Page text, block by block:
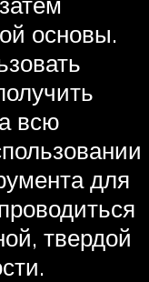
основы.
всю
для
твердой